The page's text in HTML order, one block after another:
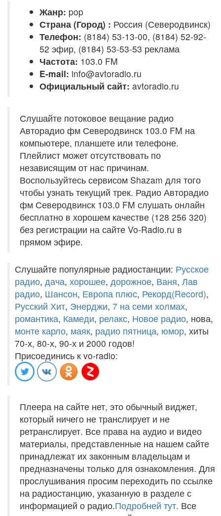
Жанр: pop
Страна (Город) : Россия (Северодвинск)
Телефон: (8184) 53-13-00, (8184) 52-92-
52 эфир, (8184) 53-53-53 реклама
Частота: 103.0 FM
E-mail: info@avtoradio.ru
Официальный сайт: avtoradio.ru
Слушайте потоковое вещание радио
Авторадио фм Северодвинск 103.0 FM на
компьютере, планшете или телефоне.
Плейлист может отсутствовать по
независящим от нас причинам.
Воспользуйтесь сервисом Shazam для того
чтобы узнать текущий трек. Радио Авторадио
фм Северодвинск 103.0 FM слушать онлайн
бесплатно в хорошем качестве (128 256 320)
без регистрации на сайте Vo-Radio.ru в
прямом эфире.
Слушайте популярные радиостанции: Русское
радио, дача, хорошее, дорожное, Ваня, Лав
радио, Шансон, Европа плюс, Рекорд(Record),
Русский Хит, Энерджи, 7 на семи холмах,
романтика, Камеди, релакс, Новое радио, нова,
монте карло, маяк, радио пятница, юмор, хиты
70-х, 80-х, 90-х и 2000 годов!
Присоединись к vo-radio:
Плеера на сайте нет, это обычный виджет,
который ничего не транслирует и не
ретранслирует. Все права на аудио и видео
материалы, представленные на нашем сайте
принадлежат их законным владельцам и
предназначены только для ознакомления. Для
прослушивания просим переходить по ссылке
на радиостанцию, указанную в разделе с
информацией о радио.Подробней тут. Все